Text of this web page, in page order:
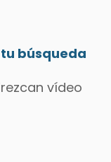
búsqueda
vídeo